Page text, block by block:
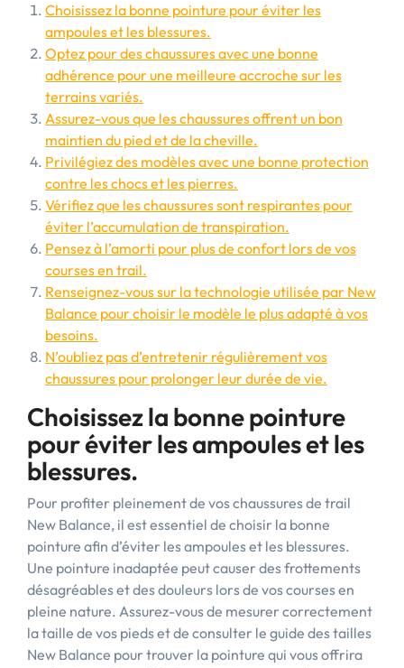
Choisissez la bonne pointure pour éviter les
ampoules et les blessures.
Optez pour des chaussures avec une bonne
adhérence pour une meilleure accroche sur les
terrains variés.
Assurez-vous que les chaussures offrent un bon
maintien du pied et de la cheville.
Privilégiez des modèles avec une bonne protection
contre les chocs et les pierres.
Vérifiez que les chaussures sont respirantes pour
éviter l’accumulation de transpiration.
Pensez à l’amorti pour plus de confort lors de vos
courses en trail.
Renseignez-vous sur la technologie utilisée par New
Balance pour choisir le modèle le plus adapté à vos
besoins.
N’oubliez pas d’entretenir régulièrement vos
chaussures pour prolonger leur durée de vie.
Choisissez la bonne pointure
pour éviter les ampoules et les
blessures.
Pour profiter pleinement de vos chaussures de trail
New Balance, il est essentiel de choisir la bonne
pointure afin d’éviter les ampoules et les blessures.
Une pointure inadaptée peut causer des frottements
désagréables et des douleurs lors de vos courses en
pleine nature. Assurez-vous de mesurer correctement
la taille de vos pieds et de consulter le guide des tailles
New Balance pour trouver la pointure qui vous offrira